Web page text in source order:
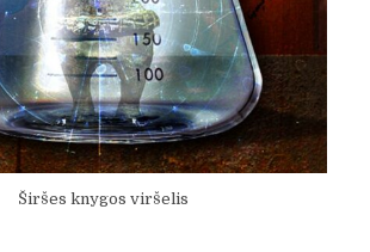
Širšes knygos viršelis